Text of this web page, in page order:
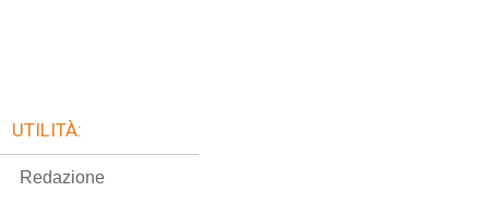
UTILITÀ:
Redazione